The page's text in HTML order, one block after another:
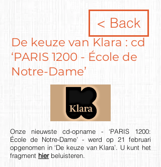
< Back
De keuze van Klara : cd
‘PARIS 1200 - École de
Notre-Dame’
Onze nieuwste cd-opname - ‘PARIS 1200:
École de Notre-Dame’ - werd op 21 februari
opgenomen in ‘De keuze van Klara’. U kunt het
fragment hierbeluisteren.